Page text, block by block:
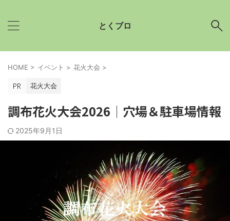
とくブロ
HOME > イベント > 花火大会 >
花火大会
調布花火大会2026│穴場＆駐車場情報
2025年9月1日